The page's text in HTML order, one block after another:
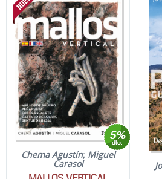
Chema Agustín; Miguel
Carasol